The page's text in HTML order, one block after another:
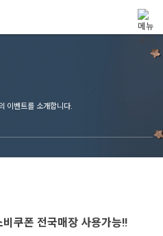
이벤트를 소개합니다.
쿠폰 전국매장 사용가능!!